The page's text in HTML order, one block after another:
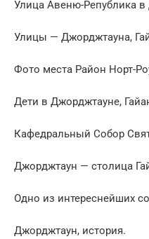
Улица Авеню-Република
Улицы — Джорджтауна,
Фото места Район Норт-
Дети в Джорджтауне,
Кафедральный Собор
Джорджтаун — столица
Одно из интереснейших
Джорджтаун, история.